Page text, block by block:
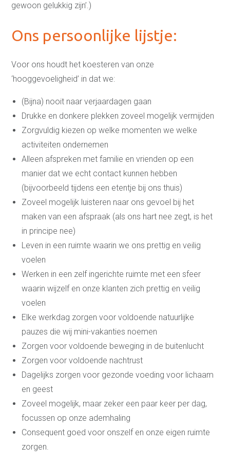
gewoon gelukkig zijn’.)
Ons persoonlijke lijstje:
Voor ons houdt het koesteren van onze
‘hooggevoeligheid’ in dat we:
(Bijna) nooit naar verjaardagen gaan
Drukke en donkere plekken zoveel mogelijk vermijden
Zorgvuldig kiezen op welke momenten we welke
activiteiten ondernemen
Alleen afspreken met familie en vrienden op een
manier dat we echt contact kunnen hebben
(bijvoorbeeld tijdens een etentje bij ons thuis)
Zoveel mogelijk luisteren naar ons gevoel bij het
maken van een afspraak (als ons hart nee zegt, is het
in principe nee)
Leven in een ruimte waarin we ons prettig en veilig
voelen
Werken in een zelf ingerichte ruimte met een sfeer
waarin wijzelf en onze klanten zich prettig en veilig
voelen
Elke werkdag zorgen voor voldoende natuurlijke
pauzes die wij mini-vakanties noemen
Zorgen voor voldoende beweging in de buitenlucht
Zorgen voor voldoende nachtrust
Dagelijks zorgen voor gezonde voeding voor lichaam
en geest
Zoveel mogelijk, maar zeker een paar keer per dag,
focussen op onze ademhaling
Consequent goed voor onszelf en onze eigen ruimte
zorgen.